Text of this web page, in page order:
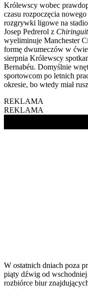
Królewscy wobec
czasu rozpoczęcia
rozgrywki ligowe na
Josep Pedrerol z
wyeliminuje Manchester
formę dwumeczów w
sierpnia Królewscy
Bernabéu. Domyślnie
sportowcom po letnich
okresie, bo wtedy miał
REKLAMA
REKLAMA
W ostatnich dniach poza
piąty dźwig od
rozbiórce biur